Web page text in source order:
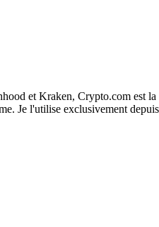
et Kraken, Crypto.com est la
Je l'utilise exclusivement depuis